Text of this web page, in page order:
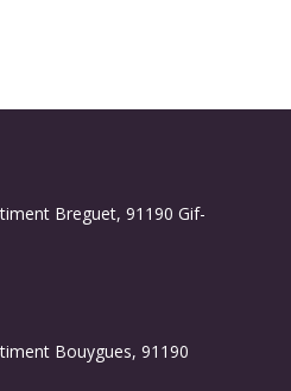
Breguet, 91190 Gif-
Bouygues, 91190